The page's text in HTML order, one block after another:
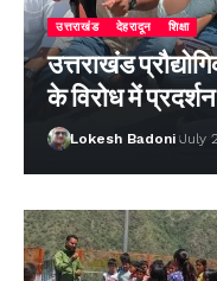
उत्तराखंड देहरादून शिक्षा
उत्तराखंड
के विरोध में
Lokesh Badoni July